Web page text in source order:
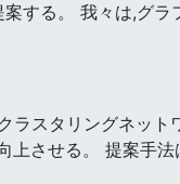
する。 我々は,グラ
ラスタリングネット
上させる。 提案手